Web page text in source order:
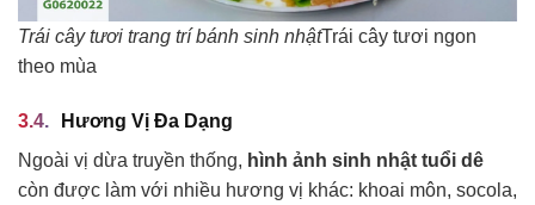
Trái cây tươi trang trí bánh sinh nhậtTrái cây tươi ngon
theo mùa
Hương Vị Đa Dạng
Ngoài vị dừa truyền thống, hình ảnh sinh nhật tuổi dê
còn được làm với nhiều hương vị khác: khoai môn, socola,